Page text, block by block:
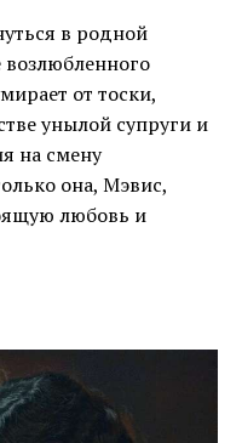
в родной
возлюбленного
от тоски,
унылой супруги и
на смену
она, Мэвис,
любовь и